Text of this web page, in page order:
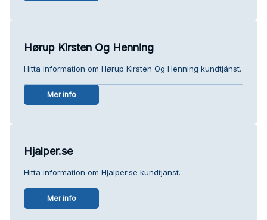
Hørup Kirsten Og Henning
Hitta information om Hørup Kirsten Og Henning kundtjänst.
Mer info
Hjalper.se
Hitta information om Hjalper.se kundtjänst.
Mer info